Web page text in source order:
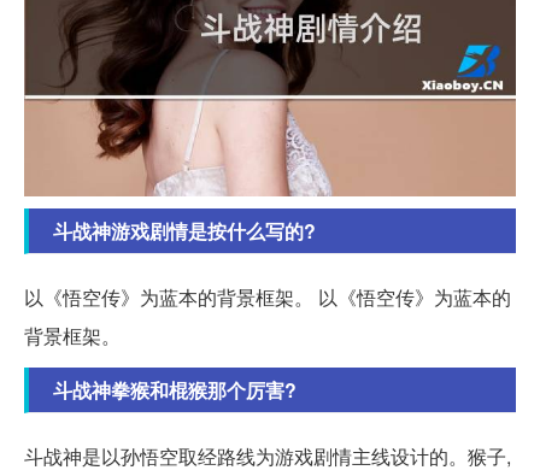
斗战神游戏剧情是按什么写的?
以《悟空传》为蓝本的背景框架。 以《悟空传》为蓝本的
背景框架。
斗战神拳猴和棍猴那个厉害?
斗战神是以孙悟空取经路线为游戏剧情主线设计的。猴子,